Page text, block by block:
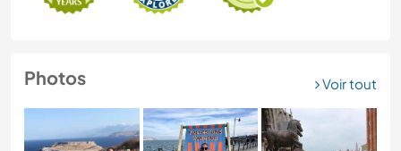
Photos Voir tout